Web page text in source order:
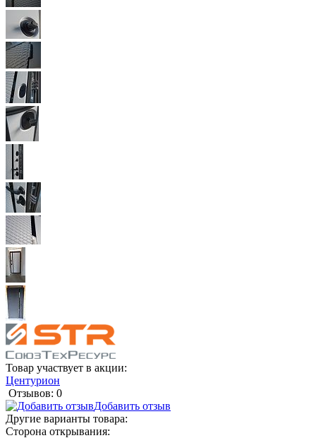
Товар участвует в акции:
Центурион
Отзывов: 0
Добавить отзыв
Другие варианты товара:
Сторона открывания: